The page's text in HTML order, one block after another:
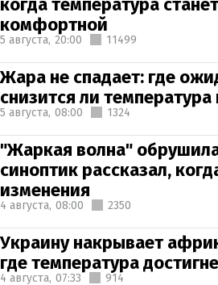
комфортной
5 августа, 20:00 11499
Жара не спадает: где
снизится ли температура
5 августа, 08:00 1324
"Жаркая волна"
синоптик рассказал,
изменения
4 августа, 08:00 2350
Украину накрывает
где температура
4 августа, 07:33 914